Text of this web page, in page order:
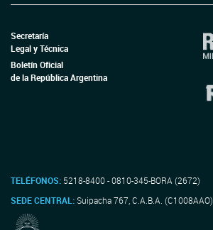
Secretaría
Legal y Técnica
Boletín Oficial
de la República Argentina
TELÉFONOS: 5218-8400 - 0810-345-BORA (2672)
SEDE CENTRAL:Suipacha 767, C.A.B.A. (C1008AAO)